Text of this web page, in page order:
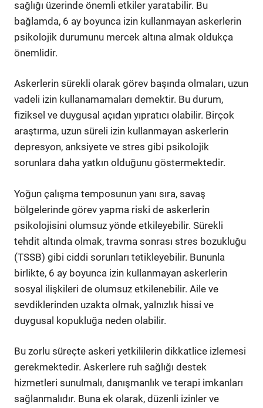
sağlığı üzerinde önemli etkiler yaratabilir. Bu
bağlamda, 6 ay boyunca izin kullanmayan askerlerin
psikolojik durumunu mercek altına almak oldukça
önemlidir.
Askerlerin sürekli olarak görev başında olmaları, uzun
vadeli izin kullanamamaları demektir. Bu durum,
fiziksel ve duygusal açıdan yıpratıcı olabilir. Birçok
araştırma, uzun süreli izin kullanmayan askerlerin
depresyon, anksiyete ve stres gibi psikolojik
sorunlara daha yatkın olduğunu göstermektedir.
Yoğun çalışma temposunun yanı sıra, savaş
bölgelerinde görev yapma riski de askerlerin
psikolojisini olumsuz yönde etkileyebilir. Sürekli
tehdit altında olmak, travma sonrası stres bozukluğu
(TSSB) gibi ciddi sorunları tetikleyebilir. Bununla
birlikte, 6 ay boyunca izin kullanmayan askerlerin
sosyal ilişkileri de olumsuz etkilenebilir. Aile ve
sevdiklerinden uzakta olmak, yalnızlık hissi ve
duygusal kopukluğa neden olabilir.
Bu zorlu süreçte askeri yetkililerin dikkatlice izlemesi
gerekmektedir. Askerlere ruh sağlığı destek
hizmetleri sunulmalı, danışmanlık ve terapi imkanları
sağlanmalıdır. Buna ek olarak, düzenli izinler ve